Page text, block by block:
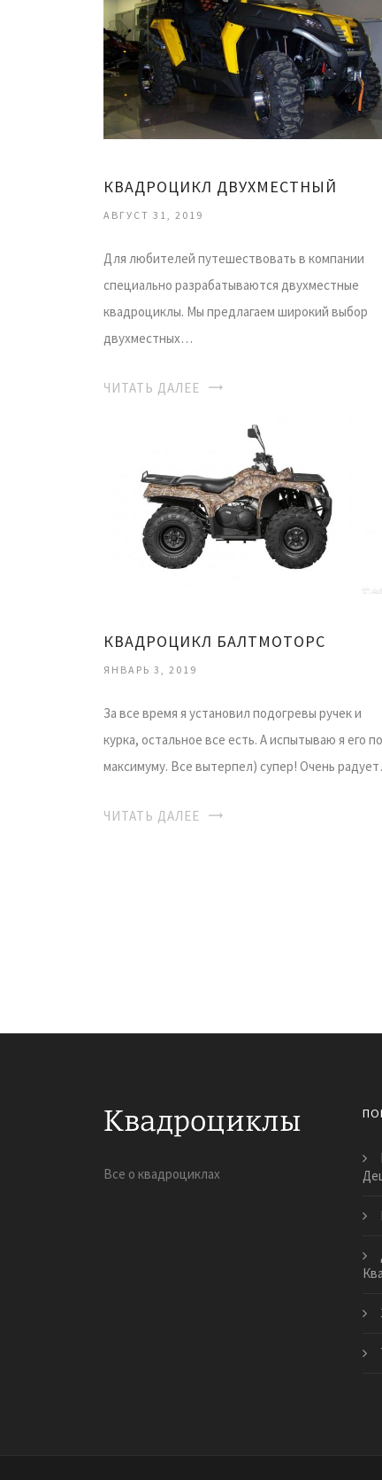
КВАДРОЦИКЛ ДВУХМЕСТНЫЙ
АВГУСТ 31, 2019
Для любителей путешествовать в компании
специально разрабатываются двухместные
квадроциклы. Мы предлагаем широкий выбор
двухместных…
ЧИТАТЬ ДАЛЕЕ
КВАДРОЦИКЛ БАЛТМОТОРС
ЯНВАРЬ 3, 2019
За все время я установил подогревы ручек и
курка, остальное все есть. А испытываю я его по
максимуму. Все вытерпел) супер! Очень
ЧИТАТЬ ДАЛЕЕ
Все о квадроциклах